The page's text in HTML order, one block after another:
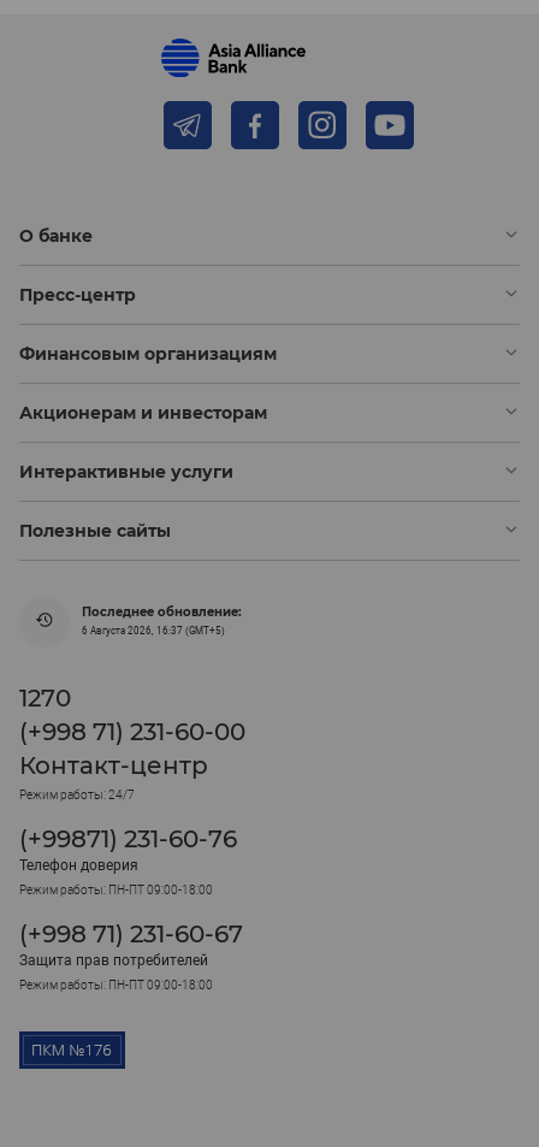
О банке
Пресс-центр
Финансовым организациям
Акционерам и инвесторам
Интерактивные услуги
Полезные сайты
Последнее обновление:
6 Августа 2026, 16:37 (GMT+5)
1270
(+998 71) 231-60-00
Контакт-центр
Режим работы: 24/7
(+99871) 231-60-76
Телефон доверия
Режим работы: ПН-ПТ 09:00-18:00
(+998 71) 231-60-67
Защита прав потребителей
Режим работы: ПН-ПТ 09:00-18:00